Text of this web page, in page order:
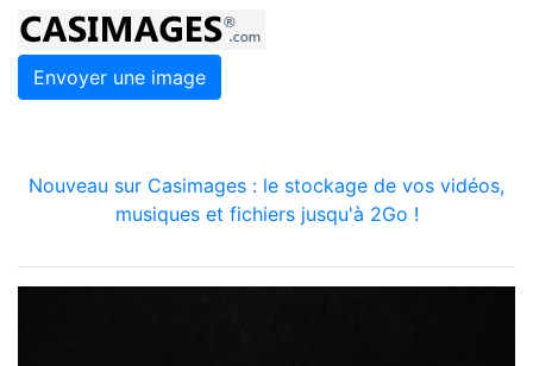
Envoyer une image
Nouveau sur Casimages : le stockage de vos vidéos,
musiques et fichiers jusqu'à 2Go !